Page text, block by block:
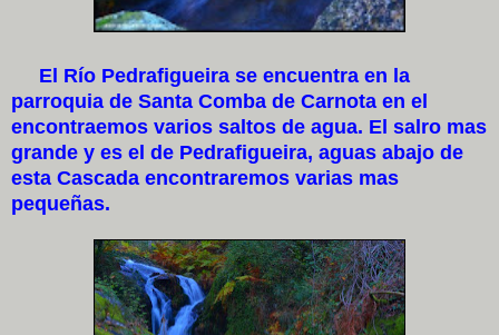
El Río Pedrafigueira se encuentra en la
parroquia de Santa Comba de Carnota en el
encontraemos varios saltos de agua. El salro mas
grande y es el de Pedrafigueira, aguas abajo de
esta Cascada encontraremos varias mas
pequeñas.